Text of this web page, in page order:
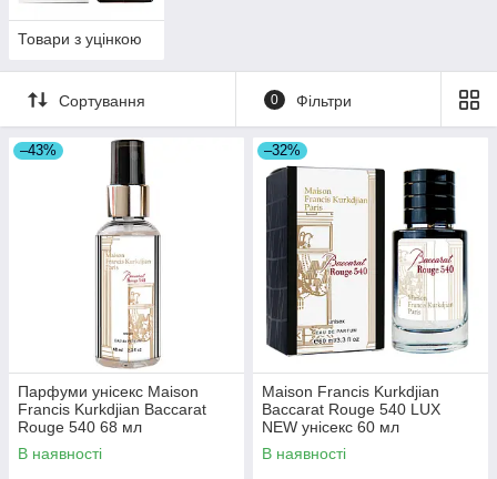
Товари з уцінкою
Сортування 0 Фільтри
–43%
Парфуми унісекс Maison
Francis Kurkdjian Baccarat
Rouge 540 68 мл
В наявності
–32%
Maison Francis Kurkdjian
Baccarat Rouge 540 LUX
NEW унісекс 60 мл
В наявності